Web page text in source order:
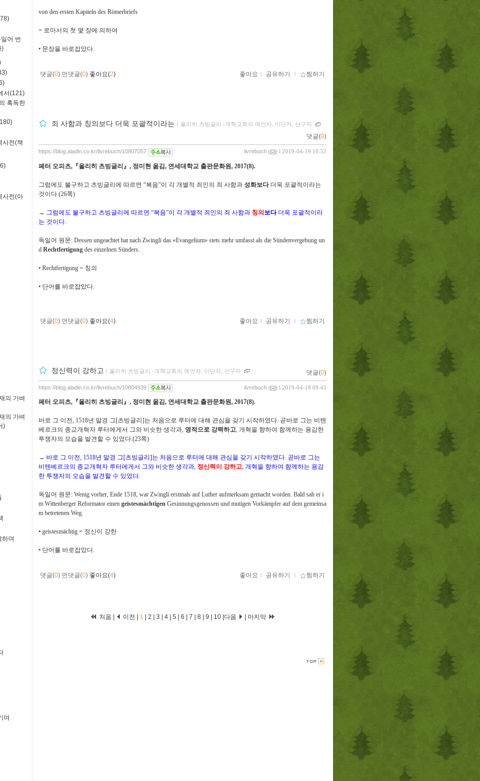
어 번
)
서(121)
혹독한
사전(책
사전(아
의 가벼
의 가벼
)
하며
며
von den ersten Kapiteln des Römerbriefs
= 로마서의 첫 몇 장에 의하여
• 문장을 바로잡았다.
댓글(0) 먼댓글(0) 좋아요(2) 좋아요 ｌ 공유하기 ｌ 찜하기
죄 사함과 칭의보다 더욱 포괄적이라는 ｌ 울리히 츠빙글리 -개혁교회의 예언자, 이단자, 선구자
댓글(0)
livrebuch ( ) l 2019-04-19 10:52
https://blog.aladin.co.kr/livrebuch/10807057
페터 오피츠, 『울리히 츠빙글리』 , 정미현 옮김, 연세대학교 출판문화원, 2017(8).
그럼에도 불구하고 츠빙글리에 따르면 “복음”이 각 개별적 죄인의 죄 사함과 성화보다 더욱 포괄적이라는
것이다.(26쪽)
→ 그럼에도 불구하고 츠빙글리에 따르면 “복음”이 각 개별적 죄인의 죄 사함과 칭의보다 더욱 포괄적이라
는 것이다.
독일어 원문: Dessen ungeachtet hat nach Zwingli das «Evangelium» stets mehr umfasst als die Sündenvergebung un
d Rechtfertigung des einzelnen Sünders.
• Rechtfertigung = 칭의
• 단어를 바로잡았다.
댓글(0) 먼댓글(0) 좋아요(4) 좋아요 ｌ 공유하기 ｌ 찜하기
정신력이 강하고 ｌ 울리히 츠빙글리 -개혁교회의 예언자, 이단자, 선구자 댓글(0)
livrebuch ( ) l 2019-04-18 09:45
https://blog.aladin.co.kr/livrebuch/10804939
페터 오피츠, 『울리히 츠빙글리 』 , 정미현 옮김, 연세대학교 출판문화원, 2017(8).
바로 그 이전, 1518년 말경 그[츠빙글리 ]는 처음으로 루터에 대해 관심을 갖기 시작하였다. 곧바로 그는 비텐
베르크의 종교개혁자 루터에게서 그와 비슷한 생각과, 영적으로 강력하고, 개혁을 향하여 함께하는 용감한
투쟁자의 모습을 발견할 수 있었다.(23쪽)
→ 바로 그 이전, 1518년 말경 그[츠빙글리 ]는 처음으로 루터에 대해 관심을 갖기 시작하였다. 곧바로 그는
비텐베르크의 종교개혁자 루터에게서 그와 비슷한 생각과, 정신력이 강하고, 개혁을 향하여 함께하는 용감
한 투쟁자의 모습을 발견할 수 있었다.
독일어 원문: Wenig vorher, Ende 1518, war Zwingli erstmals auf Luther aufmerksam gemacht worden. Bald sah er i
m Wittenberger Reformator einen geistesmächtigen Gesinnungsgenossen und mutigen Vorkämpfer auf dem gemeinsa
m betretenen Weg.
• geistesmächtig = 정신이 강한
• 단어를 바로잡았다.
댓글(0) 먼댓글(0) 좋아요(4) 좋아요 ｌ 공유하기 ｌ 찜하기
처음 | 이전 | 1 2 3 4 5 6 7 8 9 10 다음 마지막